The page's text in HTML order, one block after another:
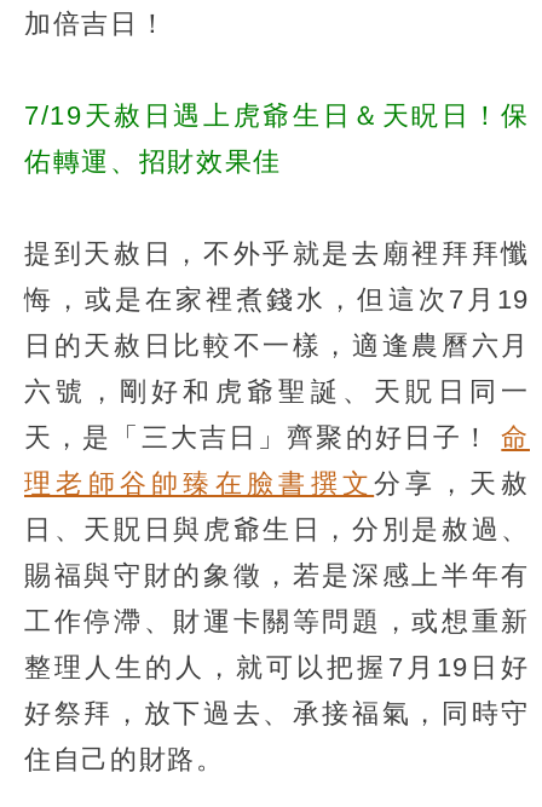
加倍吉日！
7/19天赦日遇上虎爺生日＆天眖日！保
佑轉運、招財效果佳
提到天赦日，不外乎就是去廟裡拜拜懺
悔，或是在家裡煮錢水，但這次7月19
日的天赦日比較不一樣，適逢農曆六月
六號，剛好和虎爺聖誕、天貺日同一
天，是「三大吉日」齊聚的好日子！命
理老師谷帥臻在臉書撰文分享，天赦
日、天貺日與虎爺生日，分別是赦過、
賜福與守財的象徵，若是深感上半年有
工作停滯、財運卡關等問題，或想重新
整理人生的人，就可以把握7月19日好
好祭拜，放下過去、承接福氣，同時守
住自己的財路。